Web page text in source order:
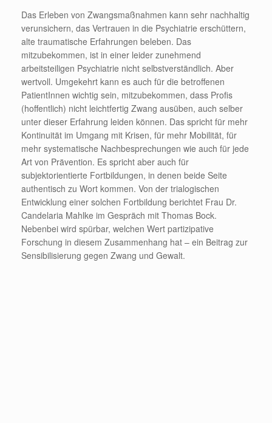
Das Erleben von Zwangsmaßnahmen kann sehr nachhaltig
verunsichern, das Vertrauen in die Psychiatrie erschüttern,
alte traumatische Erfahrungen beleben. Das
mitzubekommen, ist in einer leider zunehmend
arbeitsteiligen Psychiatrie nicht selbstverständlich. Aber
wertvoll. Umgekehrt kann es auch für die betroffenen
PatientInnen wichtig sein, mitzubekommen, dass Profis
(hoffentlich) nicht leichtfertig Zwang ausüben, auch selber
unter dieser Erfahrung leiden können. Das spricht für mehr
Kontinuität im Umgang mit Krisen, für mehr Mobilität, für
mehr systematische Nachbesprechungen wie auch für jede
Art von Prävention. Es spricht aber auch für
subjektorientierte Fortbildungen, in denen beide Seite
authentisch zu Wort kommen. Von der trialogischen
Entwicklung einer solchen Fortbildung berichtet Frau Dr.
Candelaria Mahlke im Gespräch mit Thomas Bock.
Nebenbei wird spürbar, welchen Wert partizipative
Forschung in diesem Zusammenhang hat – ein Beitrag zur
Sensibilisierung gegen Zwang und Gewalt.